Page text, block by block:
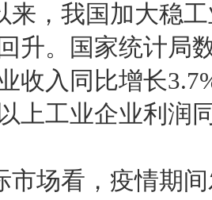
我国加大稳工
升。国家统计局
收入同比增长
上工业企业利润
看，疫情期间